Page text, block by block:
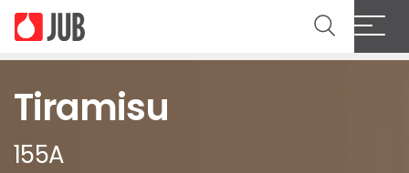
Tiramisu
155A